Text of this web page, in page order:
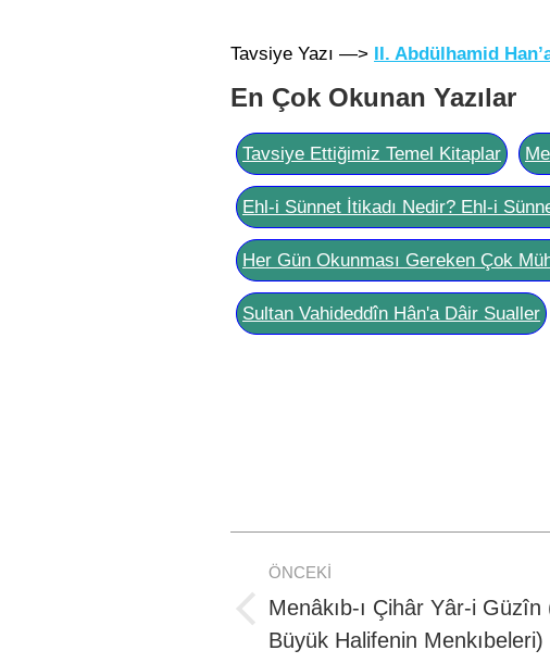
Tavsiye Yazı —> II. Abdülhamid
En Çok Okunan Yazılar
Tavsiye Ettiğimiz Temel Kitaplar
Ehl-i Sünnet İtikadı Nedir? Ehl-i
Her Gün Okunması Gereken Çok
Sultan Vahideddîn Hân'a Dâir Sualler
Post
navigation
ÖNCEKI
Previous
post:
Menâkıb-ı Çihâr Yâr-i Güzîn
Büyük Halifenin Menkıbeleri)